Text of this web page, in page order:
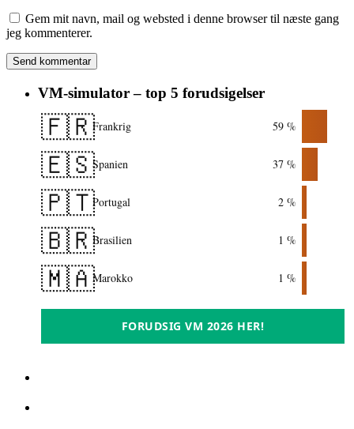
Gem mit navn, mail og websted i denne browser til næste gang
jeg kommenterer.
VM-simulator – top 5 forudsigelser
🇫🇷Frankrig 59 %
🇪🇸Spanien 37 %
🇵🇹Portugal 2 %
🇧🇷Brasilien 1 %
🇲🇦Marokko 1 %
FORUDSIG VM 2026 HER!